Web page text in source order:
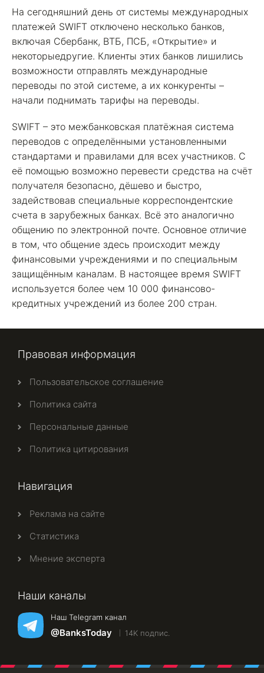
На сегодняшний день от системы международных
платежей SWIFT отключено несколько банков,
включая Сбербанк, ВТБ, ПСБ, «Открытие» и
некоторыедругие. Клиенты этих банков лишились
возможности отправлять международные
переводы по этой системе, а их конкуренты –
начали поднимать тарифы на переводы.
SWIFT – это межбанковская платёжная система
переводов с определёнными установленными
стандартами и правилами для всех участников. С
её помощью возможно перевести средства на счёт
получателя безопасно, дёшево и быстро,
задействовав специальные корреспондентские
счета в зарубежных банках. Всё это аналогично
общению по электронной почте. Основное отличие
в том, что общение здесь происходит между
финансовыми учреждениями и по специальным
защищённым каналам. В настоящее время SWIFT
используется более чем 10 000 финансово-
кредитных учреждений из более 200 стран.
Правовая информация
Пользовательское соглашение
Политика сайта
Персональные данные
Политика цитирования
Навигация
Реклама на сайте
Статистика
Мнение эксперта
Наши каналы
Наш Telegram канал
@BanksToday 14K подпис.